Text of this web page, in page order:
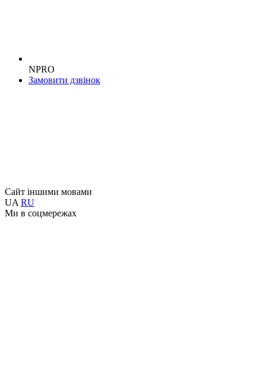
NPRO
Замовити дзвінок
Сайт іншими мовами
UA RU
Ми в соцмережах